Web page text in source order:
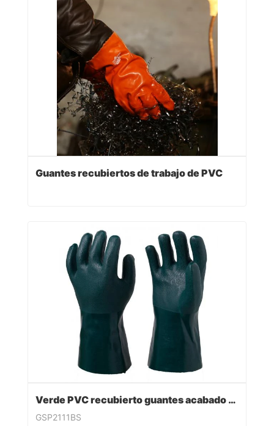
Guantes recubiertos de trabajo de PVC
Verde PVC recubierto guantes acabado sandy
GSP2111BS